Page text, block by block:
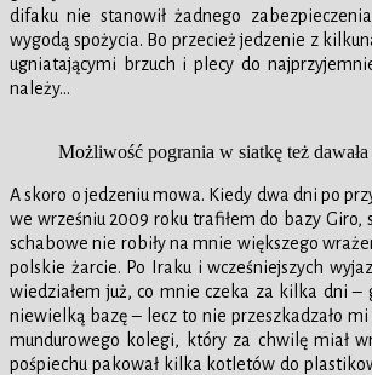
difaku nie stanowił żadnego
wygodą spożycia. Bo przecież jedzenie z
ugniatającymi brzuch i plecy do
należy…
Możliwość pogrania w siatkę też
A skoro o jedzeniu mowa. Kiedy dwa dni po
we wrześniu 2009 roku trafiłem do bazy Giro,
schabowe nie robiły na mnie większego
polskie żarcie. Po Iraku i wcześniejszych
wiedziałem już, co mnie czeka za kilka dni –
niewielką bazę – lecz to nie przeszkadzało
mundurowego kolegi, który za chwilę miał
pośpiechu pakował kilka kotletów do